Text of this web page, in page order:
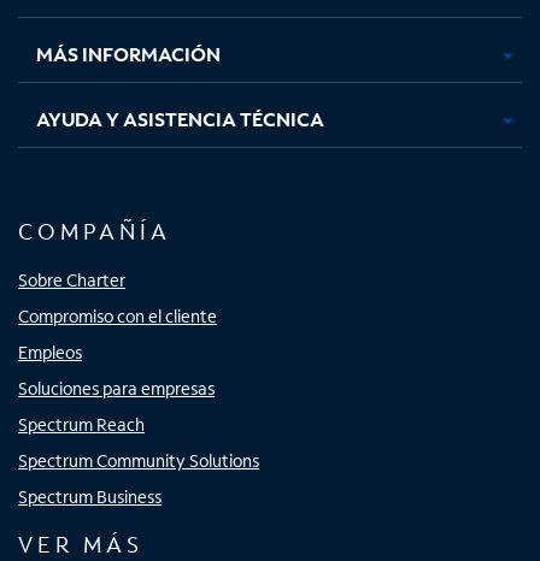
nuevanuevanuevanueva
MÁS INFORMACIÓN
AYUDA Y ASISTENCIA TÉCNICA
COMPAÑÍA
Sobre Charter
Compromiso con el cliente
Empleos
Soluciones para empresas
Spectrum Reach
Spectrum Community Solutions
Spectrum Business
VER MÁS